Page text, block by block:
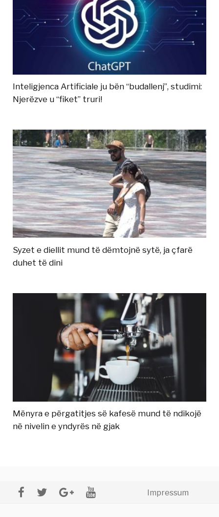
Inteligjenca Artificiale ju bën “budallenj”, studimi:
Njerëzve u “fiket” truri!
Syzet e diellit mund të dëmtojnë sytë, ja çfarë
duhet të dini
Mënyra e përgatitjes së kafesë mund të ndikojë
në nivelin e yndyrës në gjak
Impressum